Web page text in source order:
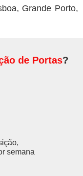
Grande Porto,
de Portas?
semana